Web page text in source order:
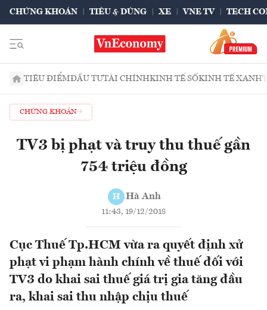
CHỨNG KHOÁN TIÊU & DÙNG XE VNE TV TECH
TIÊU ĐIỂMĐẦU TƯTÀI CHÍNHKINH TẾ SỐKINH TẾ XANH
CHỨNG KHOÁN
TV3 bị phạt và truy thu thuế gần
754 triệu đồng
H Hà Anh
11:43, 19/12/2018
Cục Thuế Tp.HCM vừa ra quyết định xử
phạt vi phạm hành chính về thuế đối với
TV3 do khai sai thuế giá trị gia tăng đầu
ra, khai sai thu nhập chịu thuế